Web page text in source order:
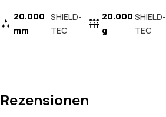
20.000
mm
SHIELD-
TEC
20.000
g
SHIELD-
TEC
Rezensionen